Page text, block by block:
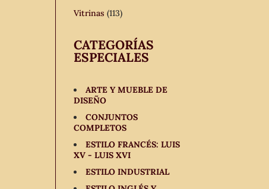
Vitrinas (113)
CATEGORÍAS
ESPECIALES
ARTE Y MUEBLE DE
DISEÑO
CONJUNTOS
COMPLETOS
ESTILO FRANCÉS: LUIS
XV - LUIS XVI
ESTILO INDUSTRIAL